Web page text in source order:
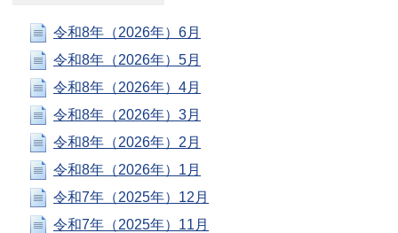
令和8年（2026年）6月
令和8年（2026年）5月
令和8年（2026年）4月
令和8年（2026年）3月
令和8年（2026年）2月
令和8年（2026年）1月
令和7年（2025年）12月
令和7年（2025年）11月